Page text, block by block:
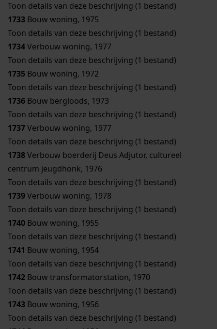
Toon details van deze beschrijving (1 bestand)
1733 Bouw woning, 1975
Toon details van deze beschrijving (1 bestand)
1734Verbouw woning, 1977
Toon details van deze beschrijving (1 bestand)
1735 Bouw woning, 1972
Toon details van deze beschrijving (1 bestand)
1736 Bouw bergloods, 1973
Toon details van deze beschrijving (1 bestand)
1737Verbouw woning, 1977
Toon details van deze beschrijving (1 bestand)
1738Verbouw boerderij Deus Adjutor, cultureel
centrum jeugdhonk, 1976
Toon details van deze beschrijving (1 bestand)
1739Verbouw woning, 1978
Toon details van deze beschrijving (1 bestand)
1740 Bouw woning, 1955
Toon details van deze beschrijving (1 bestand)
1741 Bouw woning, 1954
Toon details van deze beschrijving (1 bestand)
1742 Bouw transformatorstation, 1970
Toon details van deze beschrijving (1 bestand)
1743 Bouw woning, 1956
Toon details van deze beschrijving (1 bestand)